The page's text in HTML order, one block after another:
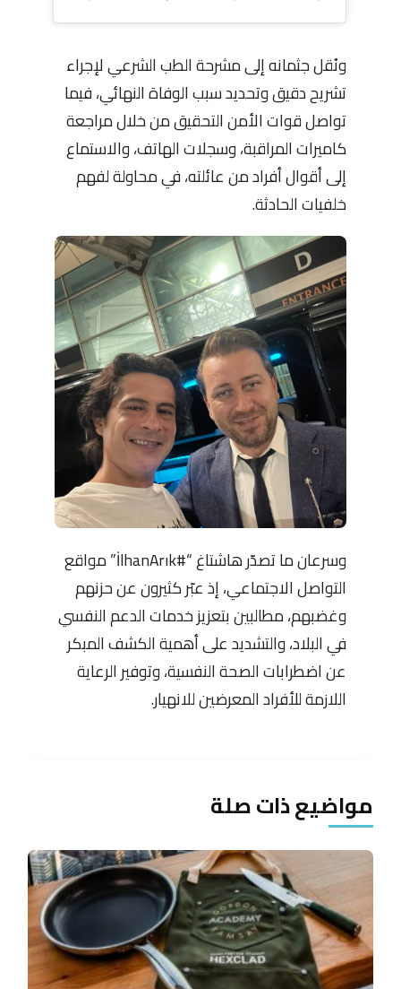
ونُقل جثمانه إلى مشرحة الطب الشرعي لإجراء
تشريح دقيق وتحديد سبب الوفاة النهائي، فيما
تواصل قوات الأمن التحقيق من خلال مراجعة
كاميرات المراقبة، وسجلات الهاتف، والاستماع
إلى أقوال أفراد من عائلته، في محاولة لفهم
خلفيات الحادثة.
وسرعان ما تصدّر هاشتاغ “#İlhanArık” مواقع
التواصل الاجتماعي، إذ عبّر كثيرون عن حزنهم
وغضبهم، مطالبين بتعزيز خدمات الدعم النفسي
في البلاد، والتشديد على أهمية الكشف المبكر
عن اضطرابات الصحة النفسية، وتوفير الرعاية
اللازمة للأفراد المعرضين للانهيار.
مواضيع ذات صلة